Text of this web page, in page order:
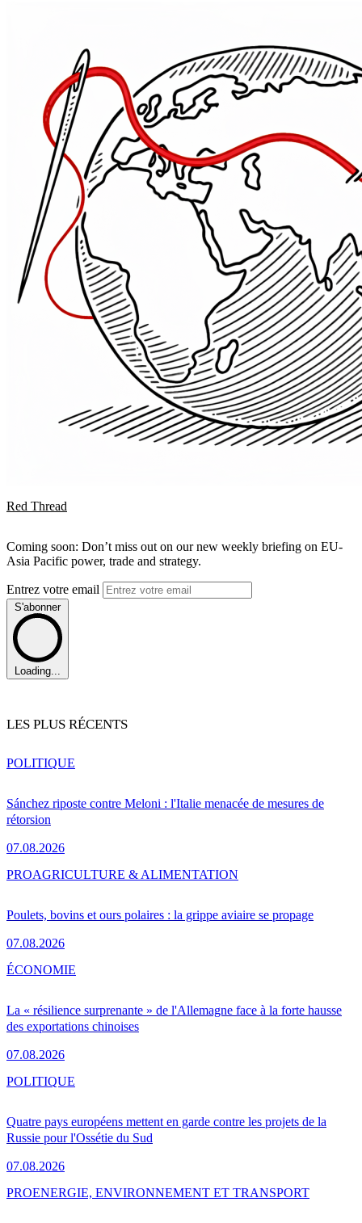
Red Thread
Coming soon: Don’t miss out on our new weekly briefing on EU-
Asia Pacific power, trade and strategy.
Entrez votre email
S'abonner
Loading...
LES PLUS RÉCENTS
Sánchez riposte contre Meloni : l'Italie menacée de mesures de
rétorsion
07.08.2026
POLITIQUE
Poulets, bovins et ours polaires : la grippe aviaire se propage
07.08.2026
PROAGRICULTURE & ALIMENTATION
La « résilience surprenante » de l'Allemagne face à la forte hausse
des exportations chinoises
07.08.2026
ÉCONOMIE
Quatre pays européens mettent en garde contre les projets de la
Russie pour l'Ossétie du Sud
07.08.2026
POLITIQUE
PROENERGIE, ENVIRONNEMENT ET TRANSPORT